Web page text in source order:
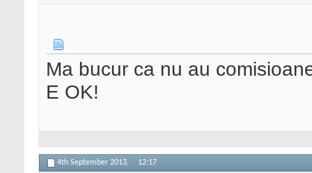
Ma bucur ca nu au
E OK!
4th September 2013, 12:17